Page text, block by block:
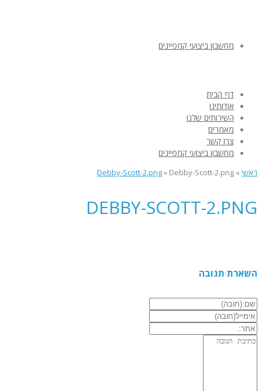
מחשבון ביצועי קמפיינים
דף הבית
אודותינו
השירותים שלנו
מאמרים
צרו קשר
מחשבון ביצועי קמפיינים
ראשי »
Debby-Scott-2.png» Debby-Scott-2.png
DEBBY-SCOTT-2.PNG
השארת תגובה